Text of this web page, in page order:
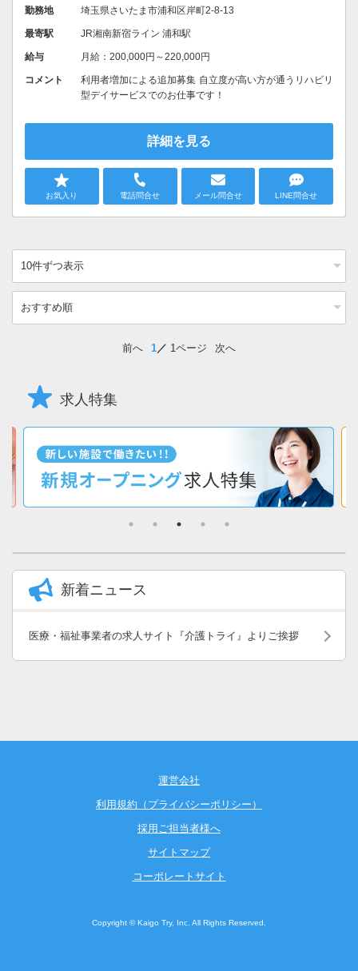
勤務地 埼玉県さいたま市浦和区岸町2-8-13
最寄駅 JR湘南新宿ライン 浦和駅
給与 月給：200,000円～220,000円
コメント
利用者増加による追加募集 自立度が高い方が通うリハビリ
型デイサービスでのお仕事です！
詳細を見る
お気入り 電話問合せ メール問合せ LINE問合せ
前へ 1 1ページ 次へ
求人特集
新着ニュース
医療・福祉事業者の求人サイト『介護トライ』よりご挨拶
運営会社
利用規約（プライバシーポリシー）
採用ご担当者様へ
サイトマップ
コーポレートサイト
Copyright © Kaigo Try, Inc. All Rights Reserved.